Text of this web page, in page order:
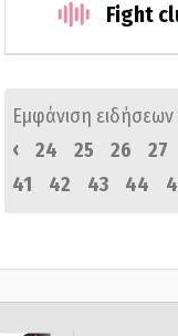
Fight
Εμφάνιση ειδήσεων
‹
24 25 26 27
41
42 43 44